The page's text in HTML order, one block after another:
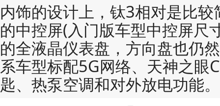
内饰的设计上，钛3相对是比
的中控屏(入门版车型中控屏尺
的全液晶仪表盘，方向盘也仍
系车型标配5G网络、天神之眼
匙、热泵空调和对外放电功能。